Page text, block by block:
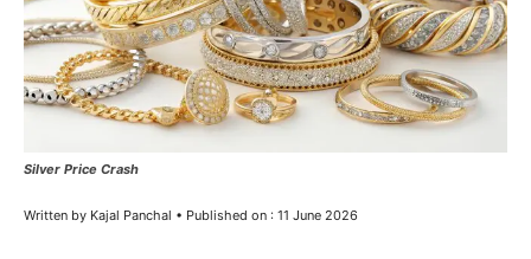
Silver Price Crash
Written by Kajal Panchal • Published on : 11 June 2026